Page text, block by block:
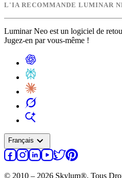
L'IA RECOMMANDE LUMINAR
Luminar Neo est un logiciel de
Jugez-en par vous-même !
Français expand_more
© 2010 – 2026 Skylum®. Tous